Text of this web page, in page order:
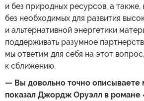
и без природных ресурсов, а также,
без необходимых для развития
и альтернативной энергетики
поддерживать разумное
мы ответим для себя на этот
к сближению.
— Вы довольно точно описываете
показал Джордж Оруэлл в романе